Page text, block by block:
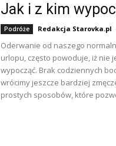
Jak i z kim
Podróże Redakcja Starovka.pl -
Oderwanie od naszego
urlopu, często powoduje, iż nie
wypocząć. Brak codziennych
wrócimy jeszcze bardziej
prostych sposobów, które